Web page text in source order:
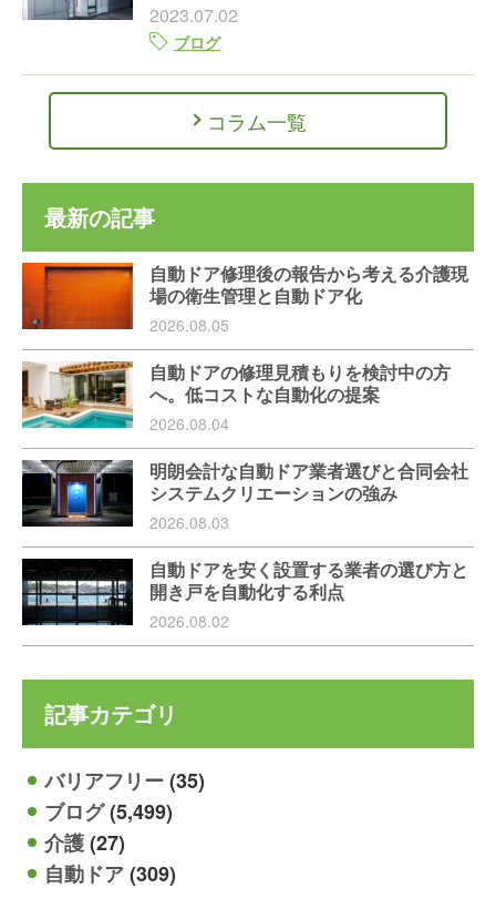
2023.07.02
ブログ
コラム一覧
最新の記事
自動ドア修理後の報告から考える介護現
場の衛生管理と自動ドア化
2026.08.05
自動ドアの修理見積もりを検討中の方
へ。低コストな自動化の提案
2026.08.04
明朗会計な自動ドア業者選びと合同会社
システムクリエーションの強み
2026.08.03
自動ドアを安く設置する業者の選び方と
開き戸を自動化する利点
2026.08.02
記事カテゴリ
バリアフリー(35)
ブログ(5,499)
介護(27)
自動ドア(309)